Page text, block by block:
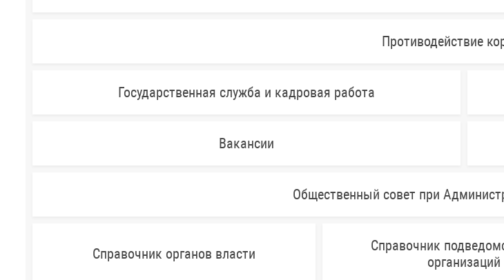
Противодействие
Государственная служба и кадровая работа
Вакансии
Общественный совет при
Справочник органов власти
Справочник
организаций